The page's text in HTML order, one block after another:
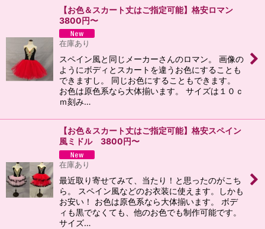
【お色＆スカート丈はご指定可能】格安ロマン
3800円〜
在庫あり
スペイン風と同じメーカーさんのロマン。 画像の
ようにボディとスカートを違うお色にすることも
できますし。 同じお色にすることもできます。
お色は原色系なら大体揃います。 サイズは１０ｃ
ｍ刻み…
【お色＆スカート丈はご指定可能】格安スペイン
風ミドル 3800円〜
在庫あり
最近取り寄せてみて、当たり！と思ったのがこち
ら。 スペイン風などのお衣装に使えます。しかも
お安い！ お色は原色系なら大体揃います。 ボデ
ィも黒でなくても、他のお色でも制作可能です。
サイズ…